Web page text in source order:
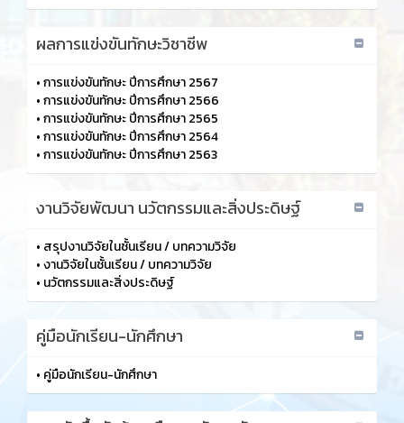
ผลการแข่งขันทักษะวิชาชีพ
•การแข่งขันทักษะ ปีการศึกษา 2567
•การแข่งขันทักษะ ปีการศึกษา 2566
•การแข่งขันทักษะ ปีการศึกษา 2565
•การแข่งขันทักษะ ปีการศึกษา 2564
•การแข่งขันทักษะ ปีการศึกษา 2563
งานวิจัยพัฒนา นวัตกรรมและสิ่งประดิษฐ์
• สรุปงานวิจัยในชั้นเรียน / บทความวิจัย
•งานวิจัยในชั้นเรียน / บทความวิจัย
• นวัตกรรมและสิ่งประดิษฐ์
คู่มือนักเรียน-นักศึกษา
• คู่มือนักเรียน-นักศึกษา